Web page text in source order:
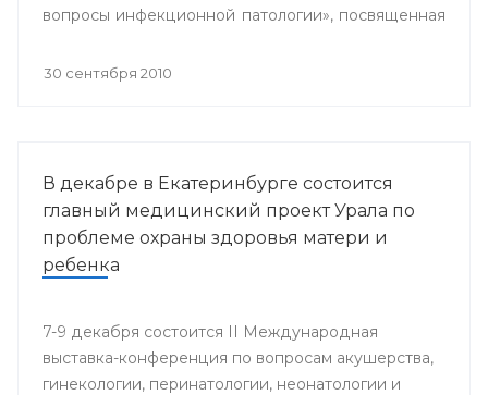
вопросы инфекционной патологии», посвященная
№4 города Уфы.
30 сентября 2010
В декабре в Екатеринбурге состоится
главный медицинский проект Урала по
проблеме охраны здоровья матери и
ребенка
7-9 декабря состоится II Международная
выставка-конференция по вопросам акушерства,
гинекологии, перинатологии, неонатологии и